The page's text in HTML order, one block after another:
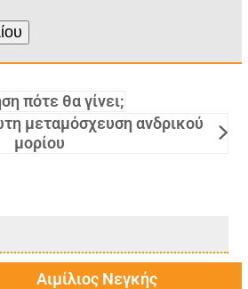
πότε θα γίνει;
μεταμόσχευση ανδρικού
μορίου
Αιμίλιος Νεγκής